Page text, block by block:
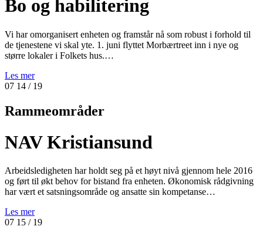
Bo og habilitering
Vi har omorganisert enheten og framstår nå som robust i forhold til
de tjenestene vi skal yte. 1. juni flyttet Morbærtreet inn i nye og
større lokaler i Folkets hus.…
Les mer
07 14 / 19
Rammeområder
NAV Kristiansund
Arbeidsledigheten har holdt seg på et høyt nivå gjennom hele 2016
og ført til økt behov for bistand fra enheten. Økonomisk rådgivning
har vært et satsningsområde og ansatte sin kompetanse…
Les mer
07 15 / 19